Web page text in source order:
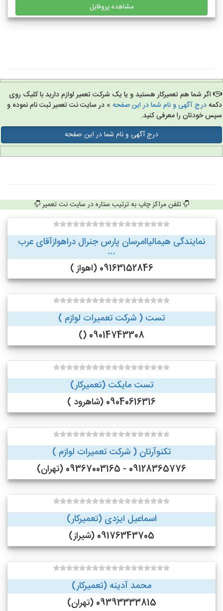
مشاهده پروفایل
اگر شما هم تعمیرکار هستید و یا یک شرکت تعمیر لوازم دارید با کلیک روی
درج آگهی و نام شما در این صفحه» در سایت نت تعمیر ثبت نام نموده و
خودتان را معرفی کنید.
درج آگهی و نام شما در این صفحه
تلفن مراکز چاپ به ترتیب ستاره در سایت نت تعمیر
نمایندگی هیمالیاامرسان پارس جنرال دراهوازآقای عرب
...
09163152846 (اهواز )
تست ( شرکت تعمیرات لوازم )
09014743308 ()
تست مایکت (تعمیرکار)
09040616316 (شاهرود )
تکنوآرتان ( شرکت تعمیرات لوازم )
09128365776 - 09367003165 (تهران)
اسماعیل ایزدی (تعمیرکار)
09176343705 (شیراز)
محمد آدینه (تعمیرکار)
09393333815 (تهران)